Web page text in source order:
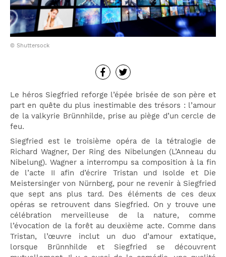
© Shuttersock
Le héros Siegfried reforge l’épée brisée de son père et
part en quête du plus inestimable des trésors : l’amour
de la valkyrie Brünnhilde, prise au piège d’un cercle de
feu.
Siegfried est le troisième opéra de la tétralogie de
Richard Wagner, Der Ring des Nibelungen (L’Anneau du
Nibelung). Wagner a interrompu sa composition à la fin
de l’acte II afin d’écrire Tristan und Isolde et Die
Meistersinger von Nürnberg, pour ne revenir à Siegfried
que sept ans plus tard. Des éléments de ces deux
opéras se retrouvent dans Siegfried. On y trouve une
célébration merveilleuse de la nature, comme
l’évocation de la forêt au deuxième acte. Comme dans
Tristan, l’œuvre inclut un duo d’amour extatique,
lorsque Brünnhilde et Siegfried se découvrent